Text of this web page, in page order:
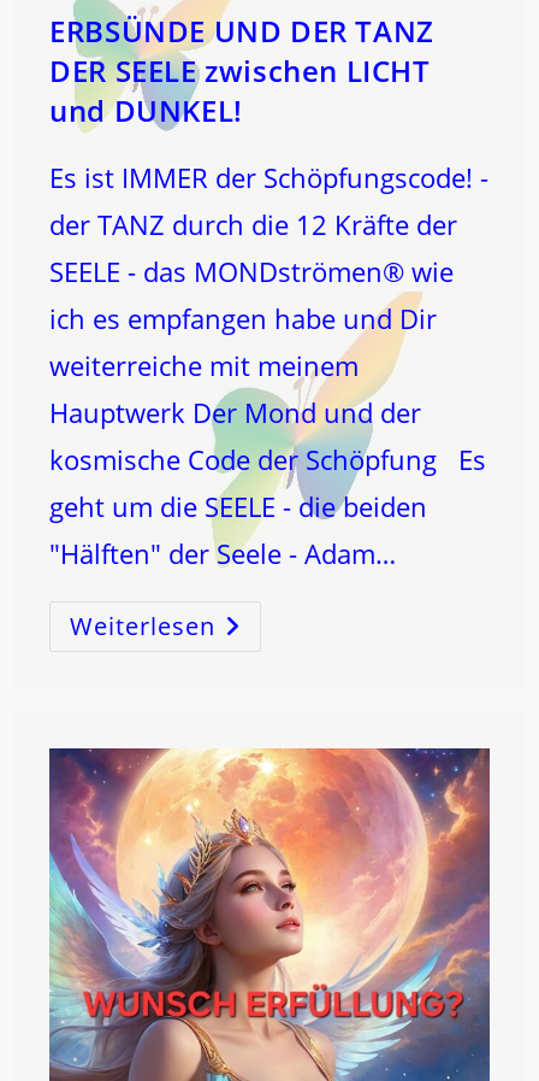
ERBSÜNDE UND DER TANZ
DER SEELE zwischen LICHT
und DUNKEL!
Es ist IMMER der Schöpfungscode! -
der TANZ durch die 12 Kräfte der
SEELE - das MONDströmen® wie
ich es empfangen habe und Dir
weiterreiche mit meinem
Hauptwerk Der Mond und der
kosmische Code der Schöpfung Es
geht um die SEELE - die beiden
"Hälften" der Seele - Adam…
Weiterlesen ERBSÜNDE
UND
DER
Und
DUNKEL!